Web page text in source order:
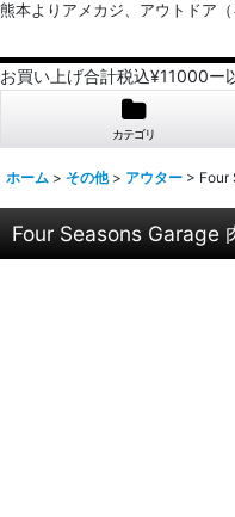
熊本よりアメカジ、アウトドア
お買い上げ合計税込¥11000ー
カテゴリ
ホーム > その他 > アウター > Four
Four Seasons Garage